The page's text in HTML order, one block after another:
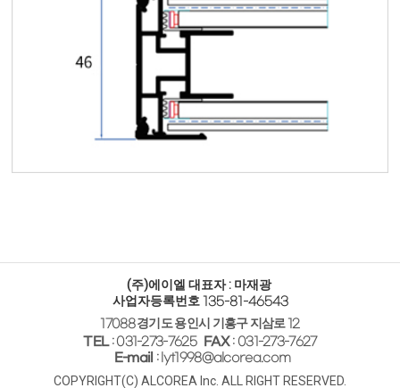
(주)에이엘 대표자 : 마재광
사업자등록번호 135-81-46543
17088경기도 용인시 기흥구 지삼로 12
TEL: 031-273-7625 FAX: 031-273-7627
E-mail : lyt1998@alcorea.com
COPYRIGHT(C) ALCOREA Inc. ALL RIGHT RESERVED.